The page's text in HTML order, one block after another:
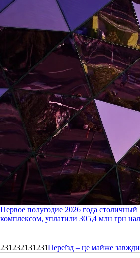
Первое полугодие 2026 года
комплексом, уплатили 305,4 млн грн
231232131231Переїзд – це майже